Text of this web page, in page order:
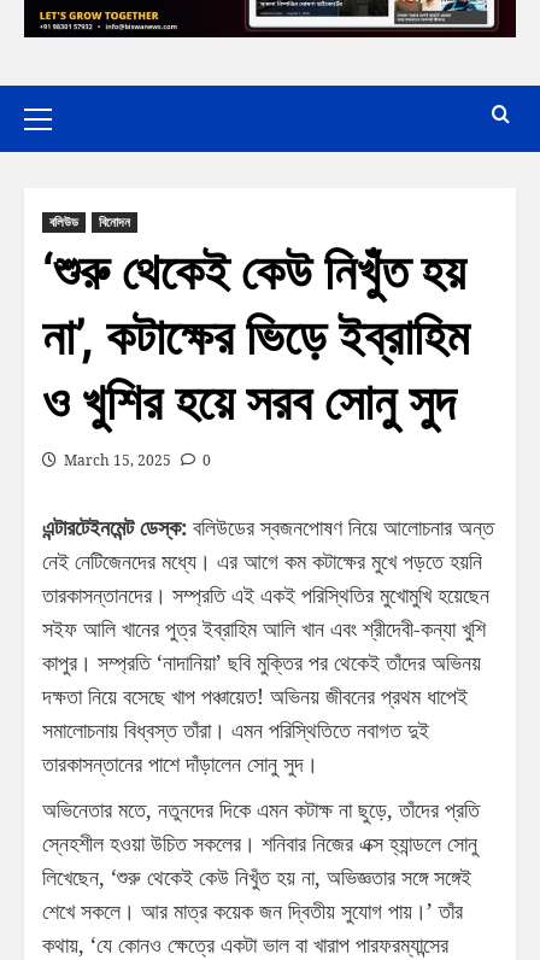
বলিউড বিনোদন
‘শুরু থেকেই কেউ নিখুঁত হয়
না’, কটাক্ষের ভিড়ে ইব্রাহিম
ও খুশির হয়ে সরব সোনু সুদ
March 15, 2025 0
এন্টারটেইনমেন্ট ডেস্ক: বলিউডের স্বজনপোষণ নিয়ে আলোচনার অন্ত
নেই নেটিজেনদের মধ্যে। এর আগে কম কটাক্ষের মুখে পড়তে হয়নি
তারকাসন্তানদের। সম্প্রতি এই একই পরিস্থিতির মুখোমুখি হয়েছেন
সইফ আলি খানের পুত্র ইব্রাহিম আলি খান এবং শ্রীদেবী-কন্যা খুশি
কাপুর। সম্প্রতি ‘নাদানিয়া’ ছবি মুক্তির পর থেকেই তাঁদের অভিনয়
দক্ষতা নিয়ে বসেছে খাপ পঞ্চায়েত! অভিনয় জীবনের প্রথম ধাপেই
সমালোচনায় বিধ্বস্ত তাঁরা। এমন পরিস্থিতিতে নবাগত দুই
তারকাসন্তানের পাশে দাঁড়ালেন সোনু সুদ।
অভিনেতার মতে, নতুনদের দিকে এমন কটাক্ষ না ছুড়ে, তাঁদের প্রতি
স্নেহশীল হওয়া উচিত সকলের। শনিবার নিজের এক্স হ্যান্ডলে সোনু
লিখেছেন, ‘শুরু থেকেই কেউ নিখুঁত হয় না, অভিজ্ঞতার সঙ্গে সঙ্গেই
শেখে সকলে। আর মাত্র কয়েক জন দ্বিতীয় সুযোগ পায়।’ তাঁর
কথায়, ‘যে কোনও ক্ষেত্রে একটা ভাল বা খারাপ পারফরম্যান্সের